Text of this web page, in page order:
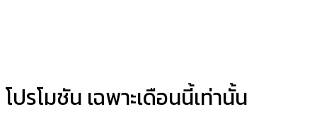
โปรโมชัน เฉพาะเดือนนี้เท่านั้น